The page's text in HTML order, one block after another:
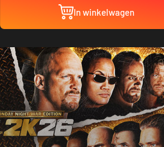
In winkelwagen